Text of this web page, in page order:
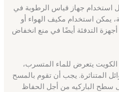
استخدام جهاز قياس الرطوبة في
يمكن استخدام مكيف الهواء أو
التدفئة أيضًا في منع انخفاض
يتعرض للماء المتسرب،
المتناثرة. يجب أن تقوم بالمسح
سطح الباركيه من أجل الحفاظ